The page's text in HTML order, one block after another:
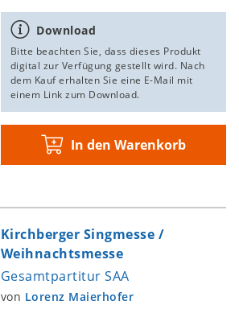
Download
Bitte beachten Sie, dass dieses Produkt
digital zur Verfügung gestellt wird. Nach
dem Kauf erhalten Sie eine E-Mail mit
einem Link zum Download.
In den Warenkorb
Kirchberger Singmesse /
Weihnachtsmesse
Gesamtpartitur SAA
von Lorenz Maierhofer